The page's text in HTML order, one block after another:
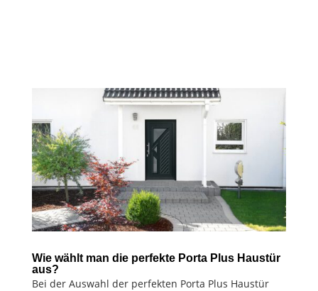
Wie wählt man die perfekte Porta Plus Haustür
aus?
Bei der Auswahl der perfekten Porta Plus Haustür